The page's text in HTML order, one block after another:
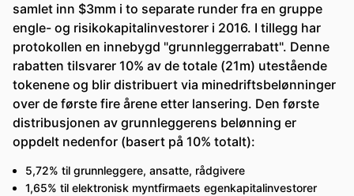
samlet inn $3mm i to separate runder fra en gruppe
engle- og risikokapitalinvestorer i 2016. I tillegg har
protokollen en innebygd "grunnleggerrabatt". Denne
rabatten tilsvarer 10% av de totale (21m) utestående
tokenene og blir distribuert via minedriftsbelønninger
over de første fire årene etter lansering. Den første
distribusjonen av grunnleggerens belønning er
oppdelt nedenfor (basert på 10% totalt):
5,72% til grunnleggere, ansatte, rådgivere
1,65% til elektronisk myntfirmaets egenkapitalinvestorer